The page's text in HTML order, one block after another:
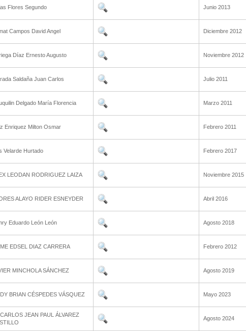
Flores Segundo Junio 2013
Campos David Angel Diciembre 2012
Díaz Ernesto Augusto Noviembre 2012
Saldaña Juan Carlos Julio 2011
Delgado María Florencia Marzo 2011
Enriquez Milton Osmar Febrero 2011
Velarde Hurtado Febrero 2017
LEODAN RODRIGUEZ LAIZA Noviembre 2015
ALAYO RIDER ESNEYDER Abril 2016
Eduardo León León Agosto 2018
EDSEL DIAZ CARRERA Febrero 2012
MINCHOLA SÁNCHEZ Agosto 2019
BRIAN CÉSPEDES VÁSQUEZ Mayo 2023
JEAN PAUL ÁLVAREZ
Agosto 2024